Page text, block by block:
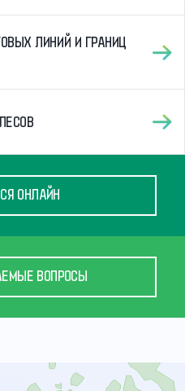
ЛИНИЙ И ГРАНИЦ
ОНЛАЙН
ВОПРОСЫ